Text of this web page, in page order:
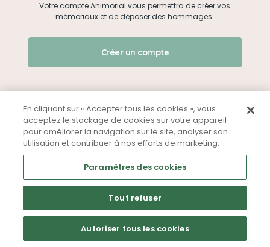
Créer un mémorial
Qui sommes-nous ?
Nous contacter
Partager sur Facebook
Je me connecte
Votre compte Animorial vous permettra de créer vos
mémoriaux et de déposer des hommages.
Créer un compte
Mentions légales CGU Politique de confidentialité
En cliquant sur « Accepter tous les cookies », vous
acceptez le stockage de cookies sur votre appareil
pour améliorer la navigation sur le site, analyser son
utilisation et contribuer à nos efforts de marketing.
Paramètres des cookies
Tout refuser
Autoriser tous les cookies